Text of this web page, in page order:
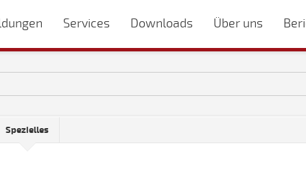
Services Downloads Über uns
Spezielles